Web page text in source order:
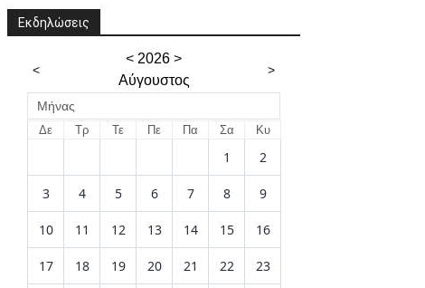
Εκδηλώσεις
<
< 2026 >
Αύγουστος
>
Μήνας
Δε Τρ Τε Πε Πα Σα Κυ
1 2
3 4 5 6 7 8 9
10 11 12 13 14 15 16
17 18 19 20 21 22 23